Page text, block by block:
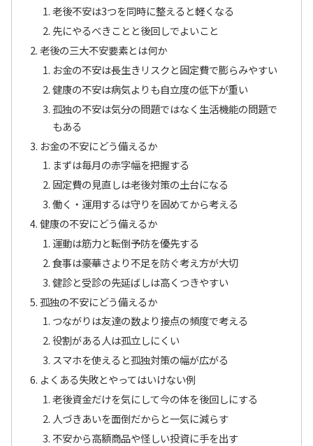
老後不安は3つを同時に整えると軽くなる
先にやるべきことと後回しでよいこと
老後の三大不安要素とは何か
お金の不安は長生きリスクと固定費で膨らみやすい
健康の不安は病気よりも自立度の低下が重い
孤独の不安は気分の問題ではなく生活機能の問題で
もある
お金の不安にどう備えるか
まずは毎月の赤字幅を把握する
固定費の見直しは老後対策の土台になる
働く・運用するは守りを固めてから考える
健康の不安にどう備えるか
運動は筋力と転倒予防を優先する
食事は豪華さより不足を防ぐ考え方が大切
健診と受診の先延ばしは高くつきやすい
孤独の不安にどう備えるか
つながりは友達の数より接点の頻度で考える
役割がある人は孤立しにくい
スマホを使えると孤独対策の幅が広がる
よくある失敗とやってはいけない例
老後資金だけを気にして今の体を後回しにする
人づきあいを面倒だからと一気に減らす
不安から高額商品や怪しい投資に手を出す